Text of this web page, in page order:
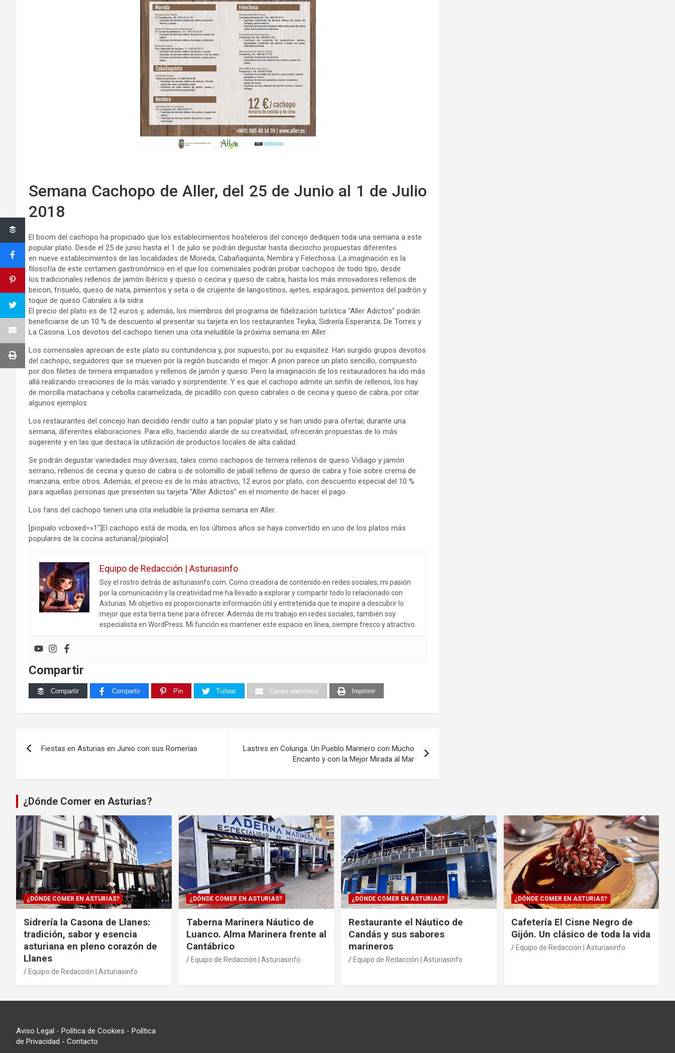
Semana Cachopo de Aller, del 25 de Junio al 1 de Julio
2018
El boom del cachopo ha propiciado que los establecimientos hosteleros del concejo dediquen toda una semana a este
popular plato. Desde el 25 de junio hasta el 1 de julio se podrán degustar hasta dieciocho propuestas diferentes
en nueve establecimientos de las localidades de Moreda, Cabañaquinta, Nembra y Felechosa. La imaginación es la
filosofía de este certamen gastronómico en el que los comensales podrán probar cachopos de todo tipo, desde
los tradicionales rellenos de jamón ibérico y queso o cecina y queso de cabra, hasta los más innovadores rellenos de
beicon, frisuelo, queso de nata, pimientos y seta o de crujiente de langostinos, ajetes, espáragos, pimientos del padrón y
toque de queso Cabrales a la sidra.
El precio del plato es de 12 euros y, además, los miembros del programa de fidelización turística “Aller Adictos” podrán
beneficiarse de un 10 % de descuento al presentar su tarjeta en los restaurantes Teyka, Sidrería Esperanza, De Torres y
La Casona. Los devotos del cachopo tienen una cita ineludible la próxima semana en Aller.
Los comensales aprecian de este plato su contundencia y, por supuesto, por su exquisitez. Han surgido grupos devotos
del cachopo, seguidores que se mueven por la región buscando el mejor. A priori parece un plato sencillo, compuesto
por dos filetes de ternera empanados y rellenos de jamón y queso. Pero la imaginación de los restauradores ha ido más
allá realizando creaciones de lo más variado y sorprendente. Y es que el cachopo admite un sinfín de rellenos, los hay
de morcilla matachana y cebolla caramelizada, de picadillo con queso cabrales o de cecina y queso de cabra, por citar
algunos ejemplos.
Los restaurantes del concejo han decidido rendir culto a tan popular plato y se han unido para ofertar, durante una
semana, diferentes elaboraciones. Para ello, haciendo alarde de su creatividad, ofrecerán propuestas de lo más
sugerente y en las que destaca la utilización de productos locales de alta calidad.
Se podrán degustar variedades muy diversas, tales como cachopos de ternera rellenos de queso Vidiago y jamón
serrano, rellenos de cecina y queso de cabra o de solomillo de jabalí relleno de queso de cabra y foie sobre crema de
manzana, entre otros. Además, el precio es de lo más atractivo, 12 euros por plato, con descuento especial del 10 %
para aquellas personas que presenten su tarjeta “Aller Adictos” en el momento de hacer el pago.
Los fans del cachopo tienen una cita ineludible la próxima semana en Aller.
[piopialo vcboxed=»1″]El cachopo está de moda, en los últimos años se haya convertido en uno de los platos más
populares de la cocina asturiana[/piopialo]
Equipo de Redacción | Asturiasinfo
Soy el rostro detrás de asturiasinfo.com. Como creadora de contenido en redes sociales, mi pasión
por la comunicación y la creatividad me ha llevado a explorar y compartir todo lo relacionado con
Asturias. Mi objetivo es proporcionarte información útil y entretenida que te inspire a descubrir lo
mejor que esta tierra tiene para ofrecer. Además de mi trabajo en redes sociales, también soy
especialista en WordPress. Mi función es mantener este espacio en línea, siempre fresco y atractivo.
Compartir
Compartir Compartir Pin Tuitear Correo eletrónico Imprimir
de
entradas
Fiestas en Asturias en Junio con sus Romerías
Lastres en Colunga. Un Pueblo Marinero con Mucho
Encanto y con la Mejor Mirada al Mar
¿Dónde Comer en Asturias?
¿DÓNDE COMER EN ASTURIAS?
Sidrería la Casona de Llanes:
tradición, sabor y esencia
asturiana en pleno corazón de
Llanes
Equipo de Redacción | Asturiasinfo
¿DÓNDE COMER EN ASTURIAS?
Taberna Marinera Náutico de
Luanco. Alma Marinera frente al
Cantábrico
Equipo de Redacción | Asturiasinfo
¿DÓNDE COMER EN ASTURIAS?
Restaurante el Náutico de
Candás y sus sabores
marineros
Equipo de Redacción | Asturiasinfo
¿DÓNDE COMER EN ASTURIAS?
Cafetería El Cisne Negro de
Gijón. Un clásico de toda la vida
Equipo de Redacción | Asturiasinfo
Aviso Legal - Política de Cookies - Política
de Privacidad - Contacto